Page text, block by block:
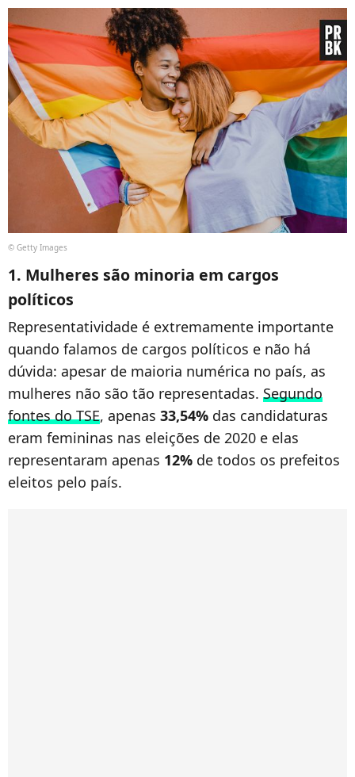
© Getty Images
1. Mulheres são minoria em cargos
políticos
Representatividade é extremamente importante
quando falamos de cargos políticos e não há
dúvida: apesar de maioria numérica no país, as
mulheres não são tão representadas. Segundo
fontes do TSE, apenas 33,54% das candidaturas
eram femininas nas eleições de 2020 e elas
representaram apenas 12% de todos os prefeitos
eleitos pelo país.